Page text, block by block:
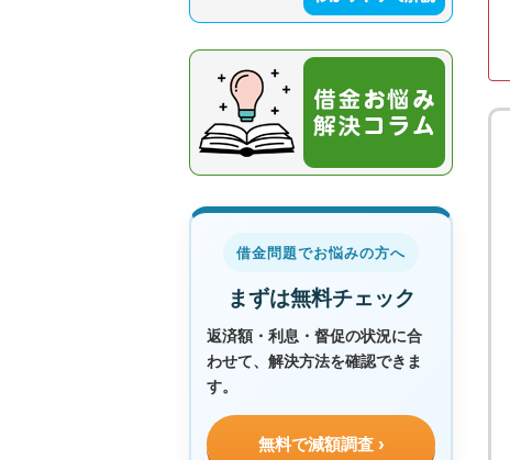
借金問題でお悩みの方へ
まずは無料チェック
返済額・利息・督促の状況に合
わせて、解決方法を確認できま
す。
無料で減額調査